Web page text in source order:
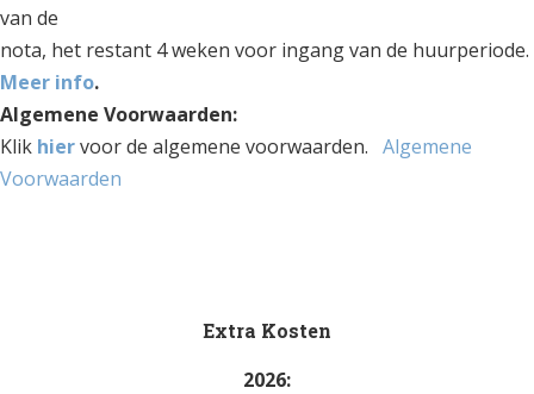
van de
nota, het restant 4 weken voor ingang van de huurperiode.
Meer info.
Algemene Voorwaarden:
Klik hiervoor de algemene voorwaarden. Algemene
Voorwaarden
Extra Kosten
2026: